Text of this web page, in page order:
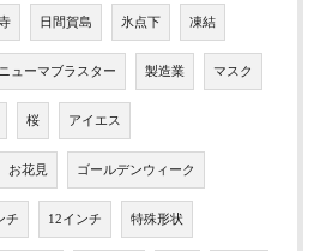
日間賀島 氷点下 凍結
ニューマブラスター 製造業 マスク
桜 アイエス
お花見 ゴールデンウィーク
チ 12インチ 特殊形状